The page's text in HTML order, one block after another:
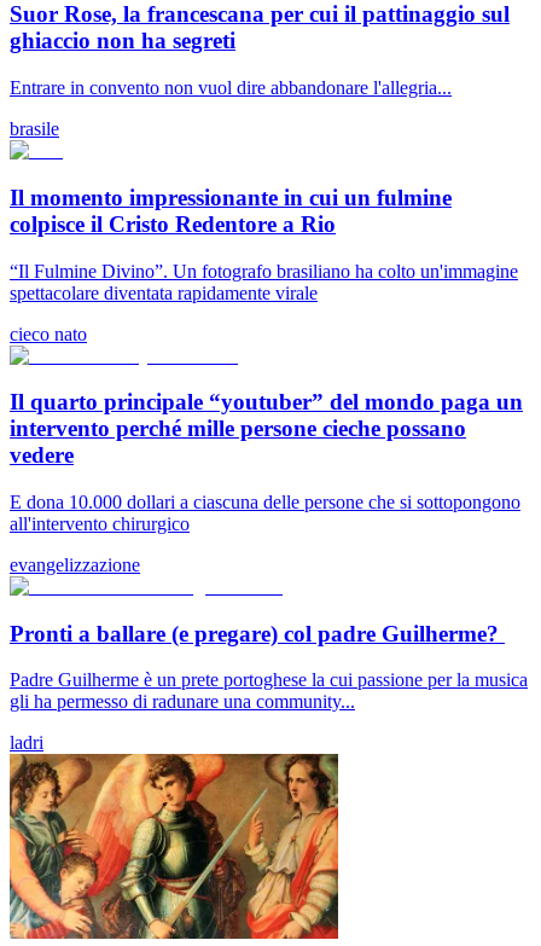
Suor Rose, la francescana per cui il pattinaggio sul
ghiaccio non ha segreti
Entrare in convento non vuol dire abbandonare l'allegria...
brasile
Il momento impressionante in cui un fulmine
colpisce il Cristo Redentore a Rio
“Il Fulmine Divino”. Un fotografo brasiliano ha colto un'immagine
spettacolare diventata rapidamente virale
cieco nato
Il quarto principale “youtuber” del mondo paga un
intervento perché mille persone cieche possano
vedere
E dona 10.000 dollari a ciascuna delle persone che si sottopongono
all'intervento chirurgico
evangelizzazione
Pronti a ballare (e pregare) col padre Guilherme?
Padre Guilherme è un prete portoghese la cui passione per la musica
gli ha permesso di radunare una community...
ladri